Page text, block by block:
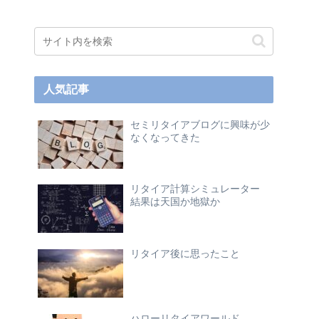
人気記事
セミリタイアブログに興味が少
なくなってきた
リタイア計算シミュレーター
結果は天国か地獄か
リタイア後に思ったこと